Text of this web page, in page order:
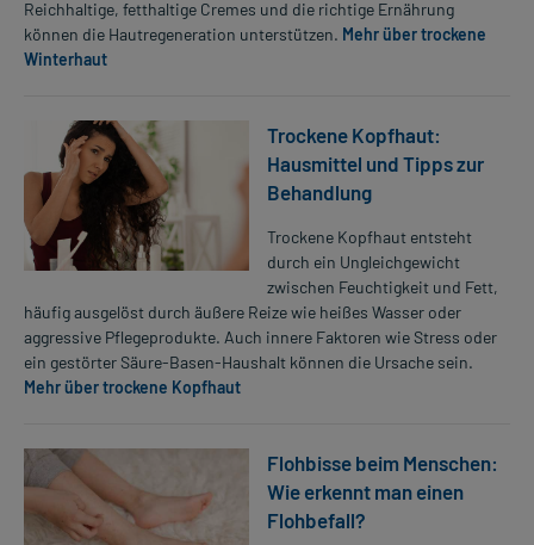
Reichhaltige, fetthaltige Cremes und die richtige Ernährung
können die Hautregeneration unterstützen. Mehr über trockene
Winterhaut
Trockene Kopfhaut:
Hausmittel und Tipps zur
Behandlung
Trockene Kopfhaut entsteht
durch ein Ungleichgewicht
zwischen Feuchtigkeit und Fett,
häufig ausgelöst durch äußere Reize wie heißes Wasser oder
aggressive Pflegeprodukte. Auch innere Faktoren wie Stress oder
ein gestörter Säure-Basen-Haushalt können die Ursache sein.
Mehr über trockene Kopfhaut
Flohbisse beim Menschen:
Wie erkennt man einen
Flohbefall?